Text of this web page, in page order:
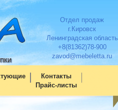
Отдел продаж
г.Кировск
Ленинградская область
+8(81362)78-900
zavod@mebeletta.ru
Контакты
Прайс-листы